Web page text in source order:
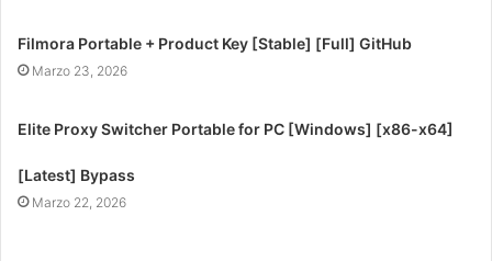
Filmora Portable + Product Key [Stable] [Full] GitHub
Marzo 23, 2026
Elite Proxy Switcher Portable for PC [Windows] [x86-x64]
[Latest] Bypass
Marzo 22, 2026